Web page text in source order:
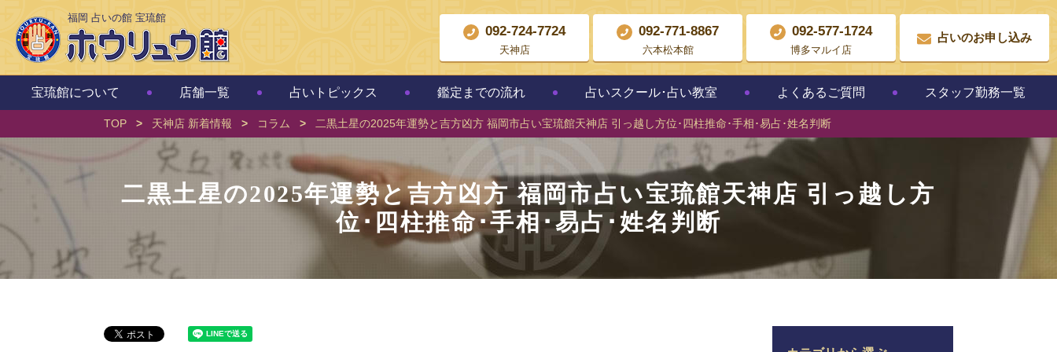
福岡 占いの館 宝琉館
092-724-7724
天神店
092-771-8867
六本松本館
092-577-1724
博多マルイ店
占いのお申し込み
宝琉館について 店舗一覧 占いトピックス 鑑定までの流れ 占いスクール･占い教室 よくあるご質問 スタッフ勤務一覧
TOP > 天神店 新着情報 > コラム > 二黒土星の2025年運勢と吉方凶方 福岡市占い宝琉館天神店 引っ越し方位･四柱推命･手相･易占･姓名判断
二黒土星の2025年運勢と吉方凶方 福岡市占い宝琉館天神店 引っ越し方
位･四柱推命･手相･易占･姓名判断